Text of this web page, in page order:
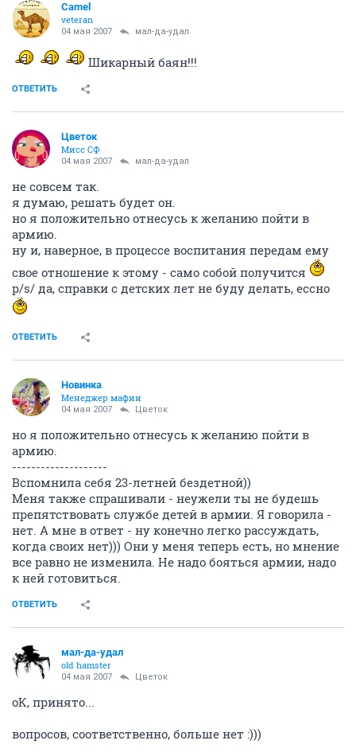
Camel
veteran
04 мая 2007 мал-да-удал
Шикарный баян!!!
ОТВЕТИТЬ
Цветок
Мисс СФ
04 мая 2007 мал-да-удал
не совсем так.
я думаю, решать будет он.
но я положительно отнесусь к желанию пойти в
армию.
ну и, наверное, в процессе воспитания передам ему
свое отношение к этому - само собой получится
p/s/ да, справки с детских лет не буду делать, ессно
ОТВЕТИТЬ
Новинка
Менеджер мафии
04 мая 2007 Цветок
но я положительно отнесусь к желанию пойти в
армию.
--------------------
Вспомнила себя 23-летней бездетной))
Меня также спрашивали - неужели ты не будешь
препятствовать службе детей в армии. Я говорила -
нет. А мне в ответ - ну конечно легко рассуждать,
когда своих нет))) Они у меня теперь есть, но мнение
все равно не изменила. Не надо бояться армии, надо
к ней готовиться.
ОТВЕТИТЬ
мал-да-удал
old hamster
04 мая 2007 Цветок
оК, принято...
вопросов, соответственно, больше нет :)))